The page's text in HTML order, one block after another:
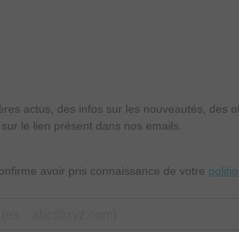
actus, des infos sur les nouveautés, des
le lien présent dans nos emails.
avoir pris connaissance de votre